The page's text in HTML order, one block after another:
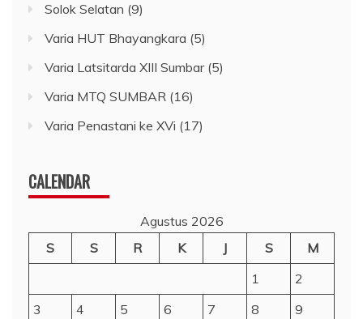
Solok Selatan (9)
Varia HUT Bhayangkara (5)
Varia Latsitarda XIII Sumbar(5)
Varia MTQ SUMBAR (16)
Varia Penastani ke XVi (17)
CALENDAR
Agustus 2026
S
S R K J S
M
1
2
3
4 5 6 7 8
9